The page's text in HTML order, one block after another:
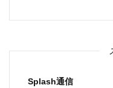
Splash通信